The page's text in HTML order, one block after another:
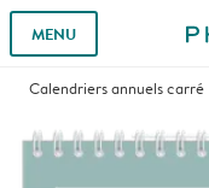
MENU
Calendriers annuels carré